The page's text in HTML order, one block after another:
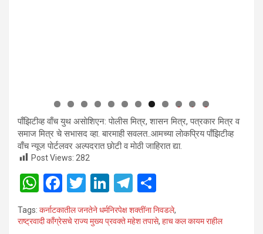
0 1
2
पाँझिटीव्ह वाँच युथ असाेशिएन: पाेलीस मित्र, शासन मित्र, पत्रकार मित्र व
समाज मित्र चे सभासद व्हा. बारमाही सवलत..आमच्या लाेकप्रिय पाँझिटीव्ह
वाँच न्यूज पाेर्टलवर अल्पदरात छाेटी व माेठी जाहिरात द्या.
Post Views: 282
W
h
at
F
a
ce
T
wi
tt
Li
n
ke
T
el
e
h
ar
Tags: कर्नाटकातील जनतेने धर्मनिरपेक्ष शक्तींना निवडले,
राष्ट्रवादी काँग्रेसचे राज्य मुख्य प्रवक्ते महेश तपासे, हाच कल कायम राहील